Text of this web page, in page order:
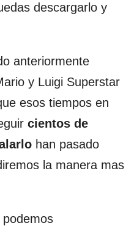
descargarlo y
anteriormente
y Luigi Superstar
esos tiempos en
cientos de
han pasado
la manera mas